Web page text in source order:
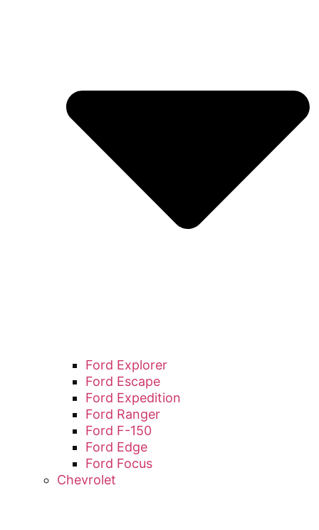
Ford Explorer
Ford Escape
Ford Expedition
Ford Ranger
Ford F-150
Ford Edge
Ford Focus
Chevrolet